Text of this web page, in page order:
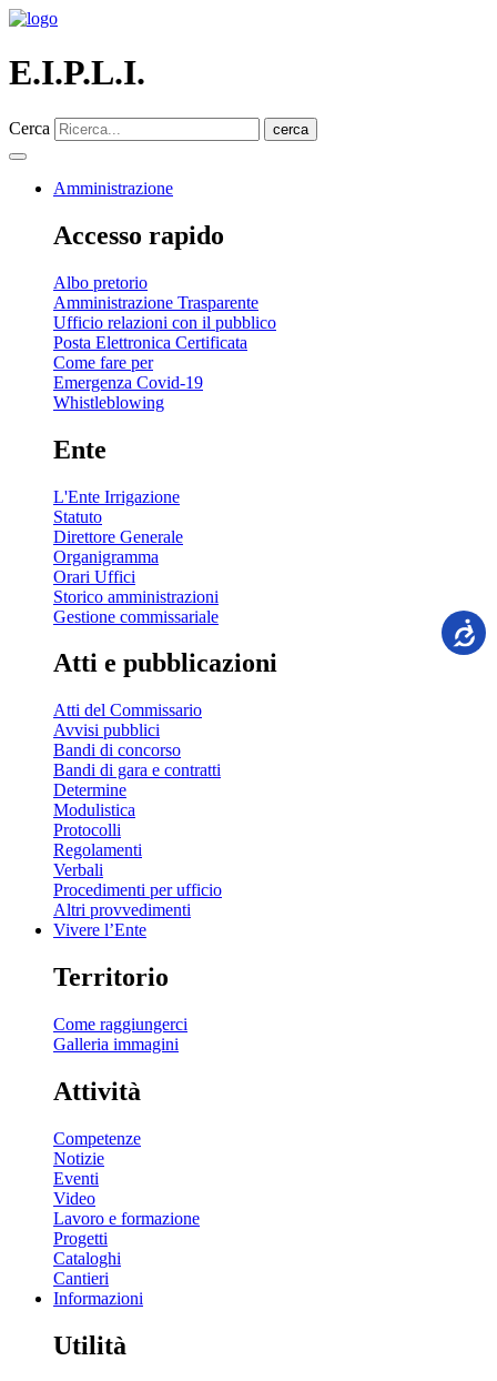
E.I.P.L.I.
Cerca cerca
Amministrazione
Accesso rapido
Albo pretorio
Amministrazione Trasparente
Ufficio relazioni con il pubblico
Posta Elettronica Certificata
Come fare per
Emergenza Covid-19
Whistleblowing
Ente
L'Ente Irrigazione
Statuto
Direttore Generale
Organigramma
Orari Uffici
Storico amministrazioni
Gestione commissariale
Atti e pubblicazioni
Atti del Commissario
Avvisi pubblici
Bandi di concorso
Bandi di gara e contratti
Determine
Modulistica
Protocolli
Regolamenti
Verbali
Procedimenti per ufficio
Altri provvedimenti
Vivere l’Ente
Territorio
Come raggiungerci
Galleria immagini
Attività
Competenze
Notizie
Eventi
Video
Lavoro e formazione
Progetti
Cataloghi
Cantieri
Informazioni
Utilità